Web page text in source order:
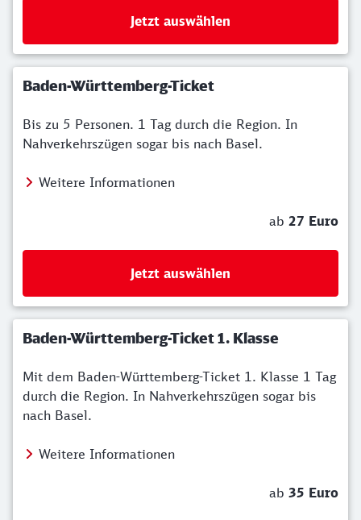
Jetzt auswählen
Baden-Württemberg-Ticket
Bis zu 5 Personen. 1 Tag durch die Region. In
Nahverkehrszügen sogar bis nach Basel.
Weitere Informationen
ab 27 Euro
Jetzt auswählen
Baden-Württemberg-Ticket 1. Klasse
Mit dem Baden-Württemberg-Ticket 1. Klasse 1 Tag
durch die Region. In Nahverkehrszügen sogar bis
nach Basel.
Weitere Informationen
ab 35 Euro